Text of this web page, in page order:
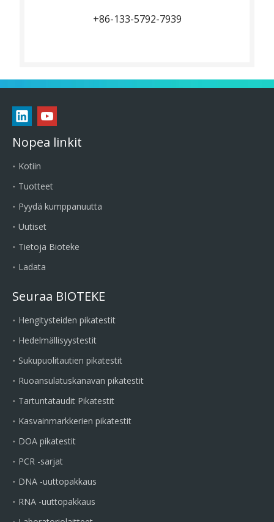
+86-133-5792-7939
Nopea linkit
Kotiin
Tuotteet
Pyydä kumppanuutta
Uutiset
Tietoja Bioteke
Ladata
Seuraa BIOTEKE
Hengitysteiden pikatestit
Hedelmällisyystestit
Sukupuolitautien pikatestit
Ruoansulatuskanavan pikatestit
Tartuntataudit Pikatestit
Kasvainmarkkerien pikatestit
DOA pikatestit
PCR -sarjat
DNA -uuttopakkaus
RNA -uuttopakkaus